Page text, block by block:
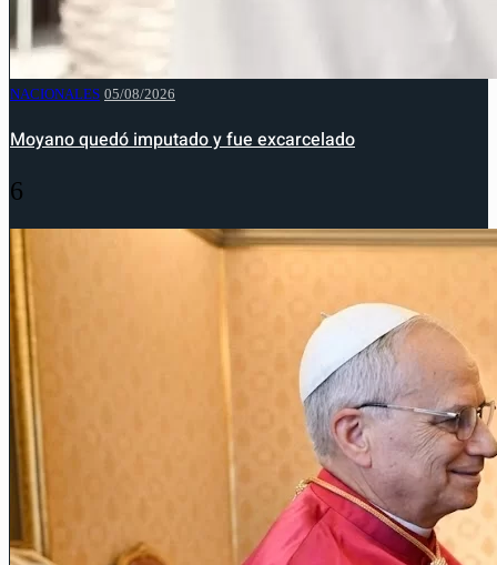
NACIONALES 05/08/2026
Moyano quedó imputado y fue excarcelado
6